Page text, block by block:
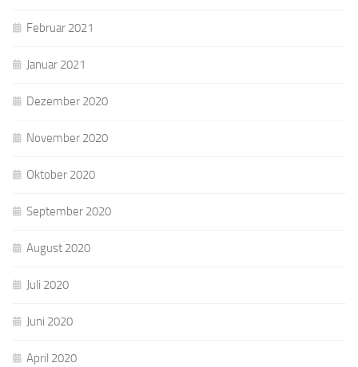
Februar 2021
Januar 2021
Dezember 2020
November 2020
Oktober 2020
September 2020
August 2020
Juli 2020
Juni 2020
April 2020